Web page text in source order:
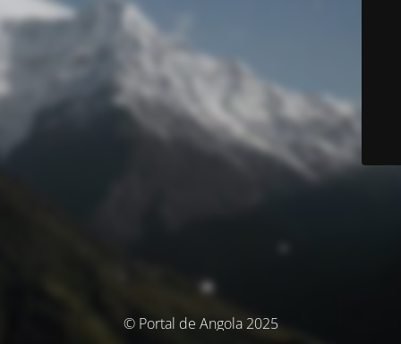
© Portal de Angola 2025